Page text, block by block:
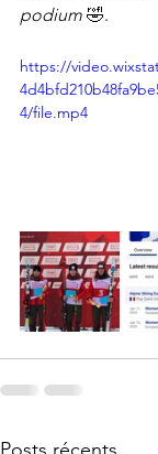
podium 🤣.
https://
4/file.mp4